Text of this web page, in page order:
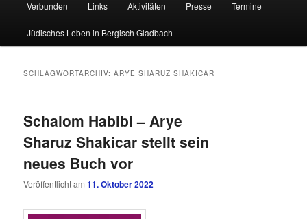
Ganey Tikva Verein Bergisch
Gladbach
Verbunden Links Aktivitäten Presse Termine
Jüdisches Leben in Bergisch Gladbach
SCHLAGWORTARCHIV:ARYE SHARUZ SHAKICAR
Schalom Habibi – Arye
Sharuz Shakicar stellt sein
neues Buch vor
Veröffentlicht am11. Oktober 2022